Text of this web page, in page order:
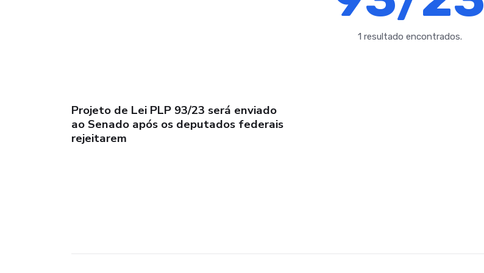
1 resultado encontrados.
Projeto de Lei PLP 93/23 será enviado
ao Senado após os deputados federais
rejeitarem